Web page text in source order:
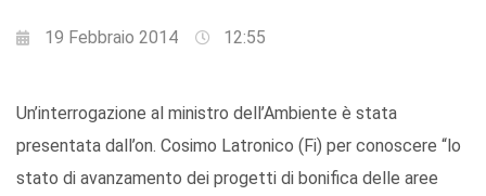
19 Febbraio 2014 12:55
Un’interrogazione al ministro dell’Ambiente è stata
presentata dall’on. Cosimo Latronico (Fi) per conoscere “lo
stato di avanzamento dei progetti di bonifica delle aree